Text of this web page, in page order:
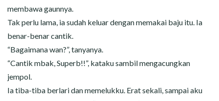
membawa gaunnya.
Tak perlu lama, ia sudah keluar dengan memakai baju itu. Ia
benar-benar cantik.
“Bagaimana wan?”, tanyanya.
“Cantik mbak, Superb!!”, kataku sambil mengacungkan
jempol.
Ia tiba-tiba berlari dan memelukku. Erat sekali, sampai aku